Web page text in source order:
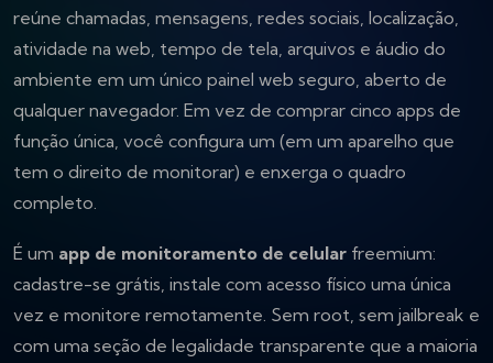
reúne chamadas, mensagens, redes sociais, localização,
atividade na web, tempo de tela, arquivos e áudio do
ambiente em um único painel web seguro, aberto de
qualquer navegador. Em vez de comprar cinco apps de
função única, você configura um (em um aparelho que
tem o direito de monitorar) e enxerga o quadro
completo.
É um app de monitoramento de celular freemium:
cadastre-se grátis, instale com acesso físico uma única
vez e monitore remotamente. Sem root, sem jailbreak e
com uma seção de legalidade transparente que a maioria